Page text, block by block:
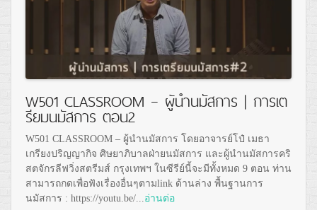
W501 CLASSROOM – ผู้นำนมัสการ | การเต
รียมนมัสการ ตอน2
W501 CLASSROOM – ผู้นำนมัสการ โดยอาจารย์โป๋ เมธา
เกรียงปริญญากิจ ศิษยาภิบาลฝ่ายนมัสการ และผู้นำนมัสการคริ
สตจักรลีฟวิ่งสตรีมส์ กรุงเทพฯ ในซีรีย์นี้จะมีทั้งหมด 9 ตอน ท่าน
สามารถกดเพื่อฟังเรื่องอื่นๆตามlink ด้านล่าง พื้นฐานการ
นมัสการ : https://youtu.be/... อ่านต่อ